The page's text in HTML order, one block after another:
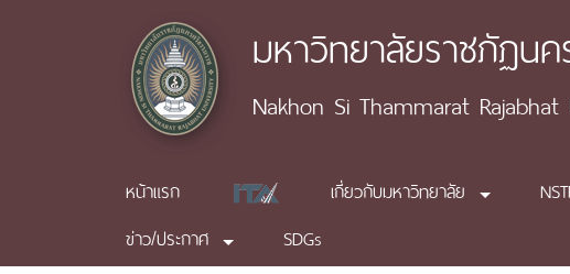
มหาวิทยาลัยราชภัฏน
Nakhon Si Thammarat Rajabhat
หน้าแรก เกี่ยวกับมหาวิทยาลัย
ข่าว/ประกาศ
SDGs